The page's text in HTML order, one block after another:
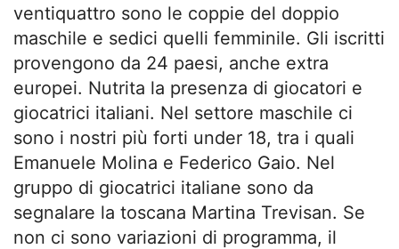
ventiquattro sono le coppie del doppio
maschile e sedici quelli femminile. Gli iscritti
provengono da 24 paesi, anche extra
europei. Nutrita la presenza di giocatori e
giocatrici italiani. Nel settore maschile ci
sono i nostri più forti under 18, tra i quali
Emanuele Molina e Federico Gaio. Nel
gruppo di giocatrici italiane sono da
segnalare la toscana Martina Trevisan. Se
non ci sono variazioni di programma, il